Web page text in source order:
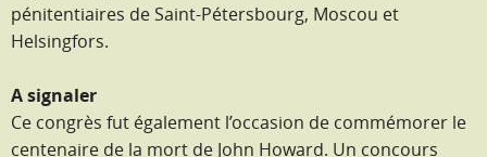
pénitentiaires de Saint-Pétersbourg, Moscou et
Helsingfors.
A signaler
Ce congrès fut également l’occasion de commémorer le
centenaire de la mort de John Howard. Un concours